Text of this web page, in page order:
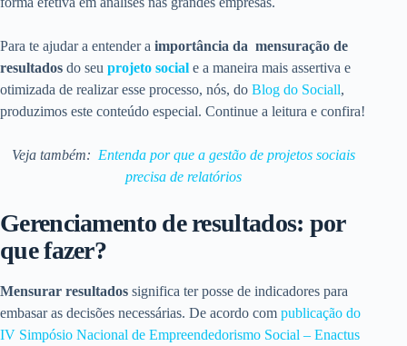
Para te ajudar a entender a importância da mensuração de
resultados do seu projeto social e a maneira mais assertiva e
otimizada de realizar esse processo, nós, do Blog do Sociall,
produzimos este conteúdo especial. Continue a leitura e confira!
Veja também: Entenda por que a gestão de projetos sociais
precisa de relatórios
Gerenciamento de resultados: por
que fazer?
Mensurar resultados significa ter posse de indicadores para
embasar as decisões necessárias. De acordo com publicação do
IV Simpósio Nacional de Empreendedorismo Social – Enactus